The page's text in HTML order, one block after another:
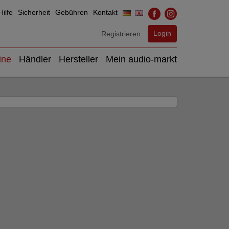
Sicherheit Gebühren Kontakt
Registrieren Login
Händler Hersteller Mein audio-markt